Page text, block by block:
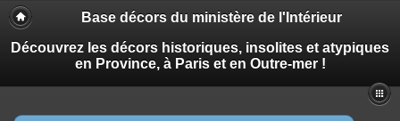
Base décors du ministère de l'Intérieur
Découvrez les décors historiques, insolites et atypiques
en Province, à Paris et en Outre-mer !